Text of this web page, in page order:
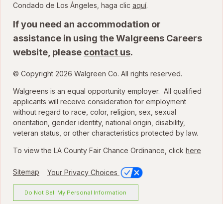
Condado de Los Ángeles, haga clic aquípara ver la
.
If you need an accommodation or
assistance in using the Walgreens Careers
website, please contact us.
© Copyright 2026 Walgreen Co. All rights reserved.
Walgreens is an equal opportunity employer. All qualified
applicants will receive consideration for employment
without regard to race, color, religion, sex, sexual
orientation, gender identity, national origin, disability,
veteran status, or other characteristics protected by law.
To view the LA County Fair Chance Ordinance, click here
Sitemap Your Privacy Choices
Do Not Sell My Personal Information